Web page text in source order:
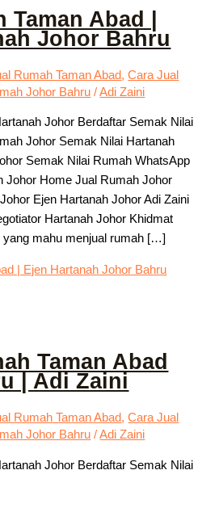
Taman Abad |
Johor Bahru
Rumah Taman Abad,Cara Jual
Johor Bahru /Adi Zaini
Johor Berdaftar Semak Nilai
Johor Semak Nilai Hartanah
Semak Nilai Rumah WhatsApp
Johor Home Jual Rumah Johor
Ejen Hartanah Johor Adi Zaini
Hartanah Johor Khidmat
mahu menjual rumah […]
| Ejen Hartanah Johor Bahru
Taman Abad
| Adi Zaini
Rumah Taman Abad,Cara Jual
Johor Bahru /Adi Zaini
Johor Berdaftar Semak Nilai